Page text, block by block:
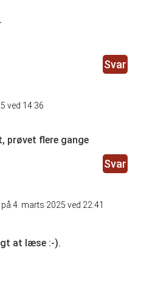
Svar
ved 14:36
prøvet flere gange
Svar
på 4. marts 2025 ved 22:41
at læse :-).